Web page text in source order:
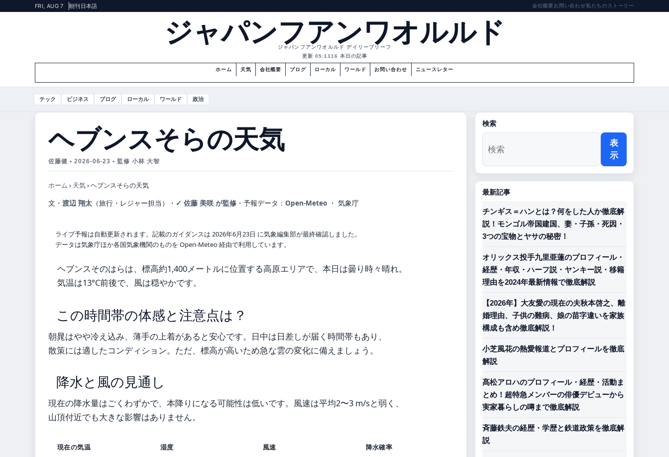
FRI, AUG 7 朝刊 日本語 会社概要お問い合わせ私たちのストーリー
ジャパンフアンワオルルド
ジャパンフアンワオルルド デイリーブリーフ
更新 05:11 16 本日の記事
ホーム 天気 会社概要 ブログ ローカル ワールド お問い合わせ ニュースレター
テック ビジネス ブログ ローカル ワールド 政治
ヘブンスそらの天気
佐藤健 • 2026-06-23 • 監修 小林 大智
ホーム › 天気›ヘブンスそらの天気
文・ 渡辺 翔太 （旅行・レジャー担当） ・ 佐藤 美咲 が監修 ・ 予報データ： Open-Meteo ・ 気象庁
ライブ予報は自動更新されます。記載のガイダンスは 2026年6月23日 に気象編集部が最終確認しました。
データは気象庁ほか各国気象機関のものを Open-Meteo 経由で利用しています。
ヘブンスそのはらは、標高約1,400メートルに位置する高原エリアで、本日は曇り時々晴れ。
気温は13°C前後で、風は穏やかです。
この時間帯の体感と注意点は？
朝晁はやや冷え込み、薄手の上着があると安心です。日中は日差しが届く時間帯もあり、
散策には適したコンディション。ただ、標高が高いため急な雲の変化に備えましょう。
降水と風の見通し
現在の降水量はごくわずかで、本降りになる可能性は低いです。風速は平均2〜3 m/sと弱く、
山頂付近でも大きな影響はありません。
現在の気温 湿度 風速 降水確率
検索
表
示
最新記事
チンギス＝ハンとは？何をした人か徹底解
説！モンゴル帝国建国、妻・子孫・死因・
3つの宝物とヤサの秘密！
オリックス投手九里亜蓮のプロフィール・
経歴・年収・ハーフ説・ヤンキー説・移籍
理由を2024年最新情報で徹底解説
【2026年】大友愛の現在の夫秋本啓之、離
婚理由、子供の難病、娘の苗字違いを家族
構成も含め徹底解説！
小芝風花の熱愛報道とプロフィールを徹底
解説
髙松アロハのプロフィール・経歴・活動ま
とめ！超特急メンバーの俳優デビューから
実家暮らしの噂まで徹底解説
斉藤鉄夫の経歴・学歴と鉄道政策を徹底解
説